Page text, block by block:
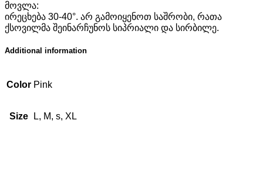
მოვლა:
ირეცხება 30-40°. არ გამოიყენოთ საშრობი, რათა
ქსოვილმა შეინარჩუნოს სიპრიალი და სირბილე.
Additional information
Color Pink
Size L, M, s, XL